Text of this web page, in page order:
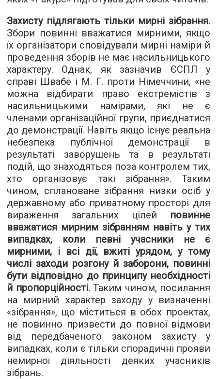
Захисту підлягають тільки мирні зібрання.
Збори повинні вважатися мирними, якщо
їх організатори сповідували мирні наміри й
проведення зборів не має насильницького
характеру. Однак, як зазначив ЄСПЛ у
справі Швабе і М. Г. проти Німеччини, «не
можна відбирати право екстремістів з
насильницькими намірами, які не є
членами організаційної групи, приєднатися
до демонстрації. Навіть якщо існує реальна
небезпека публічної демонстрації в
результаті заворушень та в результаті
подій, що знаходяться поза контролем тих,
хто організовує такі зібрання». Таким
чином, сплановане зібрання низки осіб у
державному або приватному просторі для
вираження загальних цілей повинне
вважатися мирним зібранням навіть у тих
випадках, коли певні учасники не є
мирними, і всі дії, вжиті урядом, у тому
числі заходи розгону й заборони, повинні
бути відповідно до принципу необхідності
й пропорційності.Таким чином, посилання
на мирний характер заходу у визначенні
«зібрання», що міститься в обох проектах,
не повинно призвести до повної відмови
від передбаченого законом захисту у
випадках, коли є тільки спорадичні прояви
немирної діяльності деяких учасників
зібрань.